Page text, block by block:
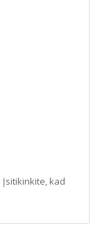
kad